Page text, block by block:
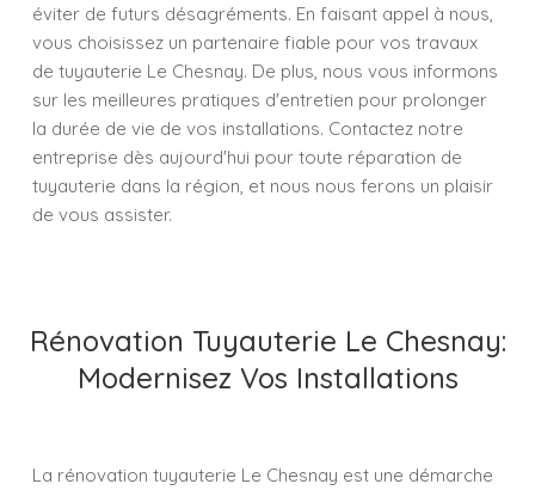
éviter de futurs désagréments. En faisant appel à nous,
vous choisissez un partenaire fiable pour vos travaux
de tuyauterie Le Chesnay. De plus, nous vous informons
sur les meilleures pratiques d'entretien pour prolonger
la durée de vie de vos installations. Contactez notre
entreprise dès aujourd'hui pour toute réparation de
tuyauterie dans la région, et nous nous ferons un plaisir
de vous assister.
Rénovation Tuyauterie Le Chesnay:
Modernisez Vos Installations
La rénovation tuyauterie Le Chesnay est une démarche